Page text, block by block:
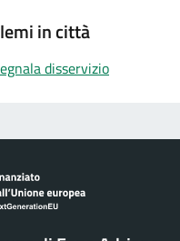
in città
disservizio